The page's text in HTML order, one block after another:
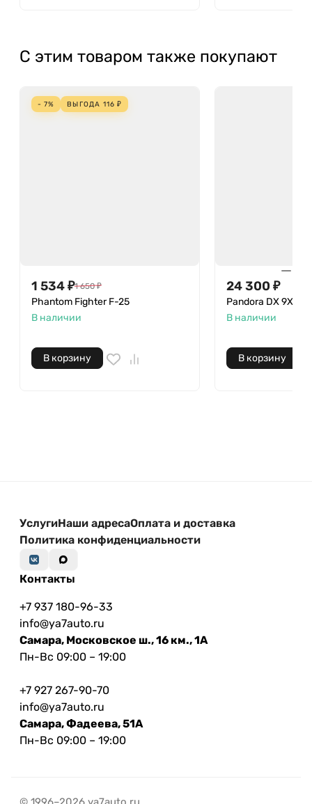
С этим товаром также покупают
- 7% ВЫГОДА 116 ₽
1 534₽1 650 ₽
Phantom Fighter F-25
В наличии
В корзину
24 300 ₽
Pandora DX 9X
В наличии
В корзину
УслугиНаши адресаОплата и доставка
Политика конфиденциальности
Контакты
+7 937 180-96-33
info@ya7auto.ru
Самара, Московское ш., 16 км., 1А
Пн-Вс 09:00 – 19:00
+7 927 267-90-70
info@ya7auto.ru
Самара, Фадеева, 51А
Пн-Вс 09:00 – 19:00